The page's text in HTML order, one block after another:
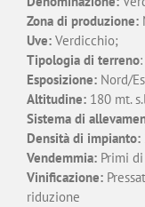
Zona di produzione:
Uve: Verdicchio;
Tipologia di terreno
Esposizione: Nord/
Altitudine: 180 mt.
Sistema di
Densità di impianto:
Vendemmia: Primi
Vinificazione:
riduzione